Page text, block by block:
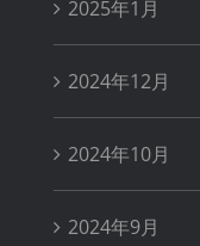
2025年1月
2024年12月
2024年10月
2024年9月